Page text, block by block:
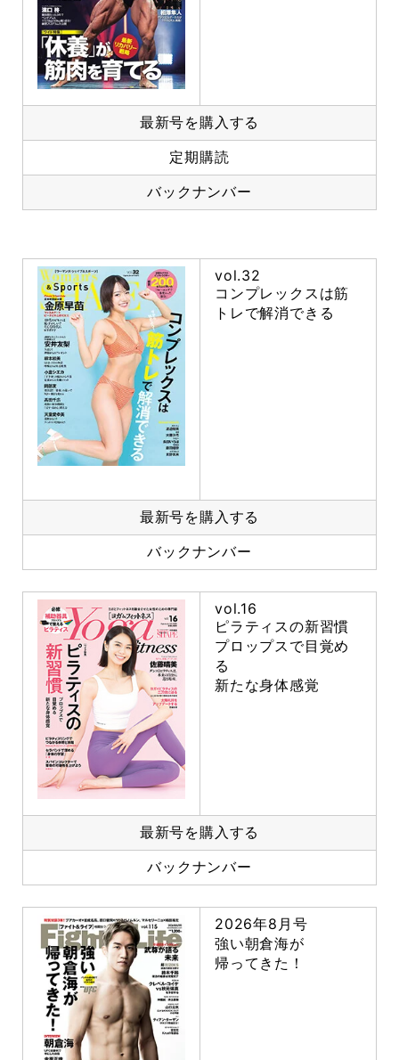
最新号を購入する
定期購読
バックナンバー
vol.32
コンプレックスは筋
トレで解消できる
最新号を購入する
バックナンバー
vol.16
ピラティスの新習慣
プロップスで目覚め
る
新たな身体感覚
最新号を購入する
バックナンバー
2026年8月号
強い朝倉海が
帰ってきた！